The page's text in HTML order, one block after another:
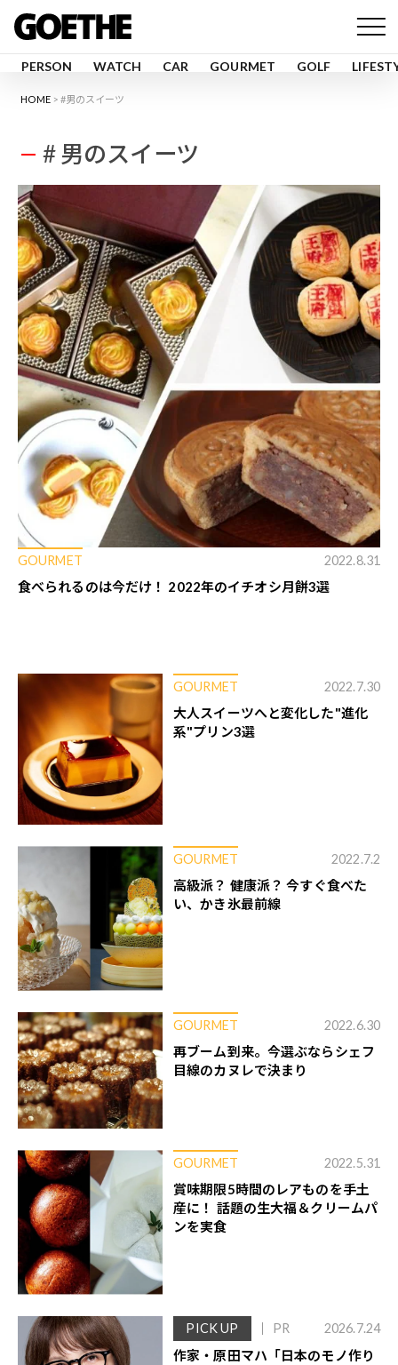
PERSON WATCH CAR GOURMET GOLF
HOME #男のスイーツ
# 男のスイーツ
GOURMET 2022.8.31
食べられるのは今だけ！ 2022年のイチオシ月餅3選
GOURMET 2022.7.30
大人スイーツへと変化した"進化
系"プリン3選
GOURMET 2022.7.2
高級派？ 健康派？ 今すぐ食べた
い、かき氷最前線
GOURMET 2022.6.30
再ブーム到来。今選ぶならシェフ
目線のカヌレで決まり
GOURMET 2022.5.31
賞味期限5時間のレアものを手土
産に！ 話題の生大福＆クリームパ
ンを実食
PICK UP PR 2026.7.24
作家・原田マハ「日本のモノ作り